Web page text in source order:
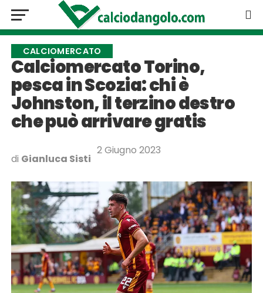
CALCIOMERCATO
Calciomercato Torino,
pesca in Scozia: chi è
Johnston, il terzino destro
che può arrivare gratis
di Gianluca Sisti
2 Giugno 2023